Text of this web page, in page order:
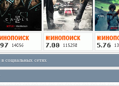
социальных сетях